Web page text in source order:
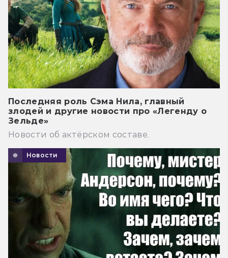
Последняя роль Сэма Нила, главный
злодей и другие новости про «Легенду о
Зельде»
Новости об актёрском составе.
Новости